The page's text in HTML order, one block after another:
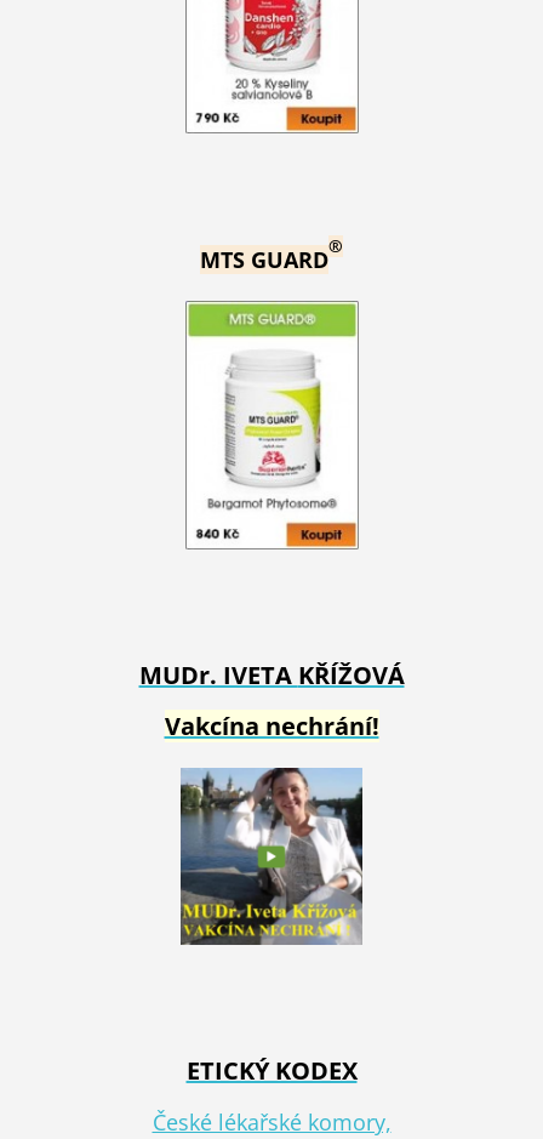
MTS GUARD®
MUDr. IVETA KŘÍŽOVÁ
Vakcína nechrání!
ETICKÝ KODEX
České lékařské komory,